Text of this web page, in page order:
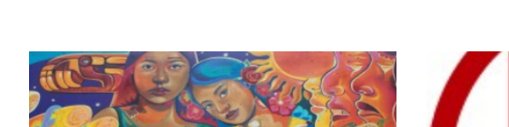
© Eva Bracamontes - ONU México ©️ “Todos los
derechos, todas las personas"